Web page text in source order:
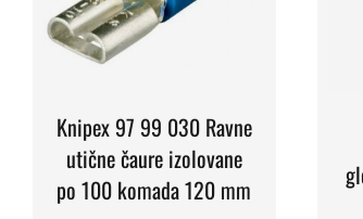
Knipex 97 99 030 Ravne
utične čaure izolovane
po 100 komada 120 mm